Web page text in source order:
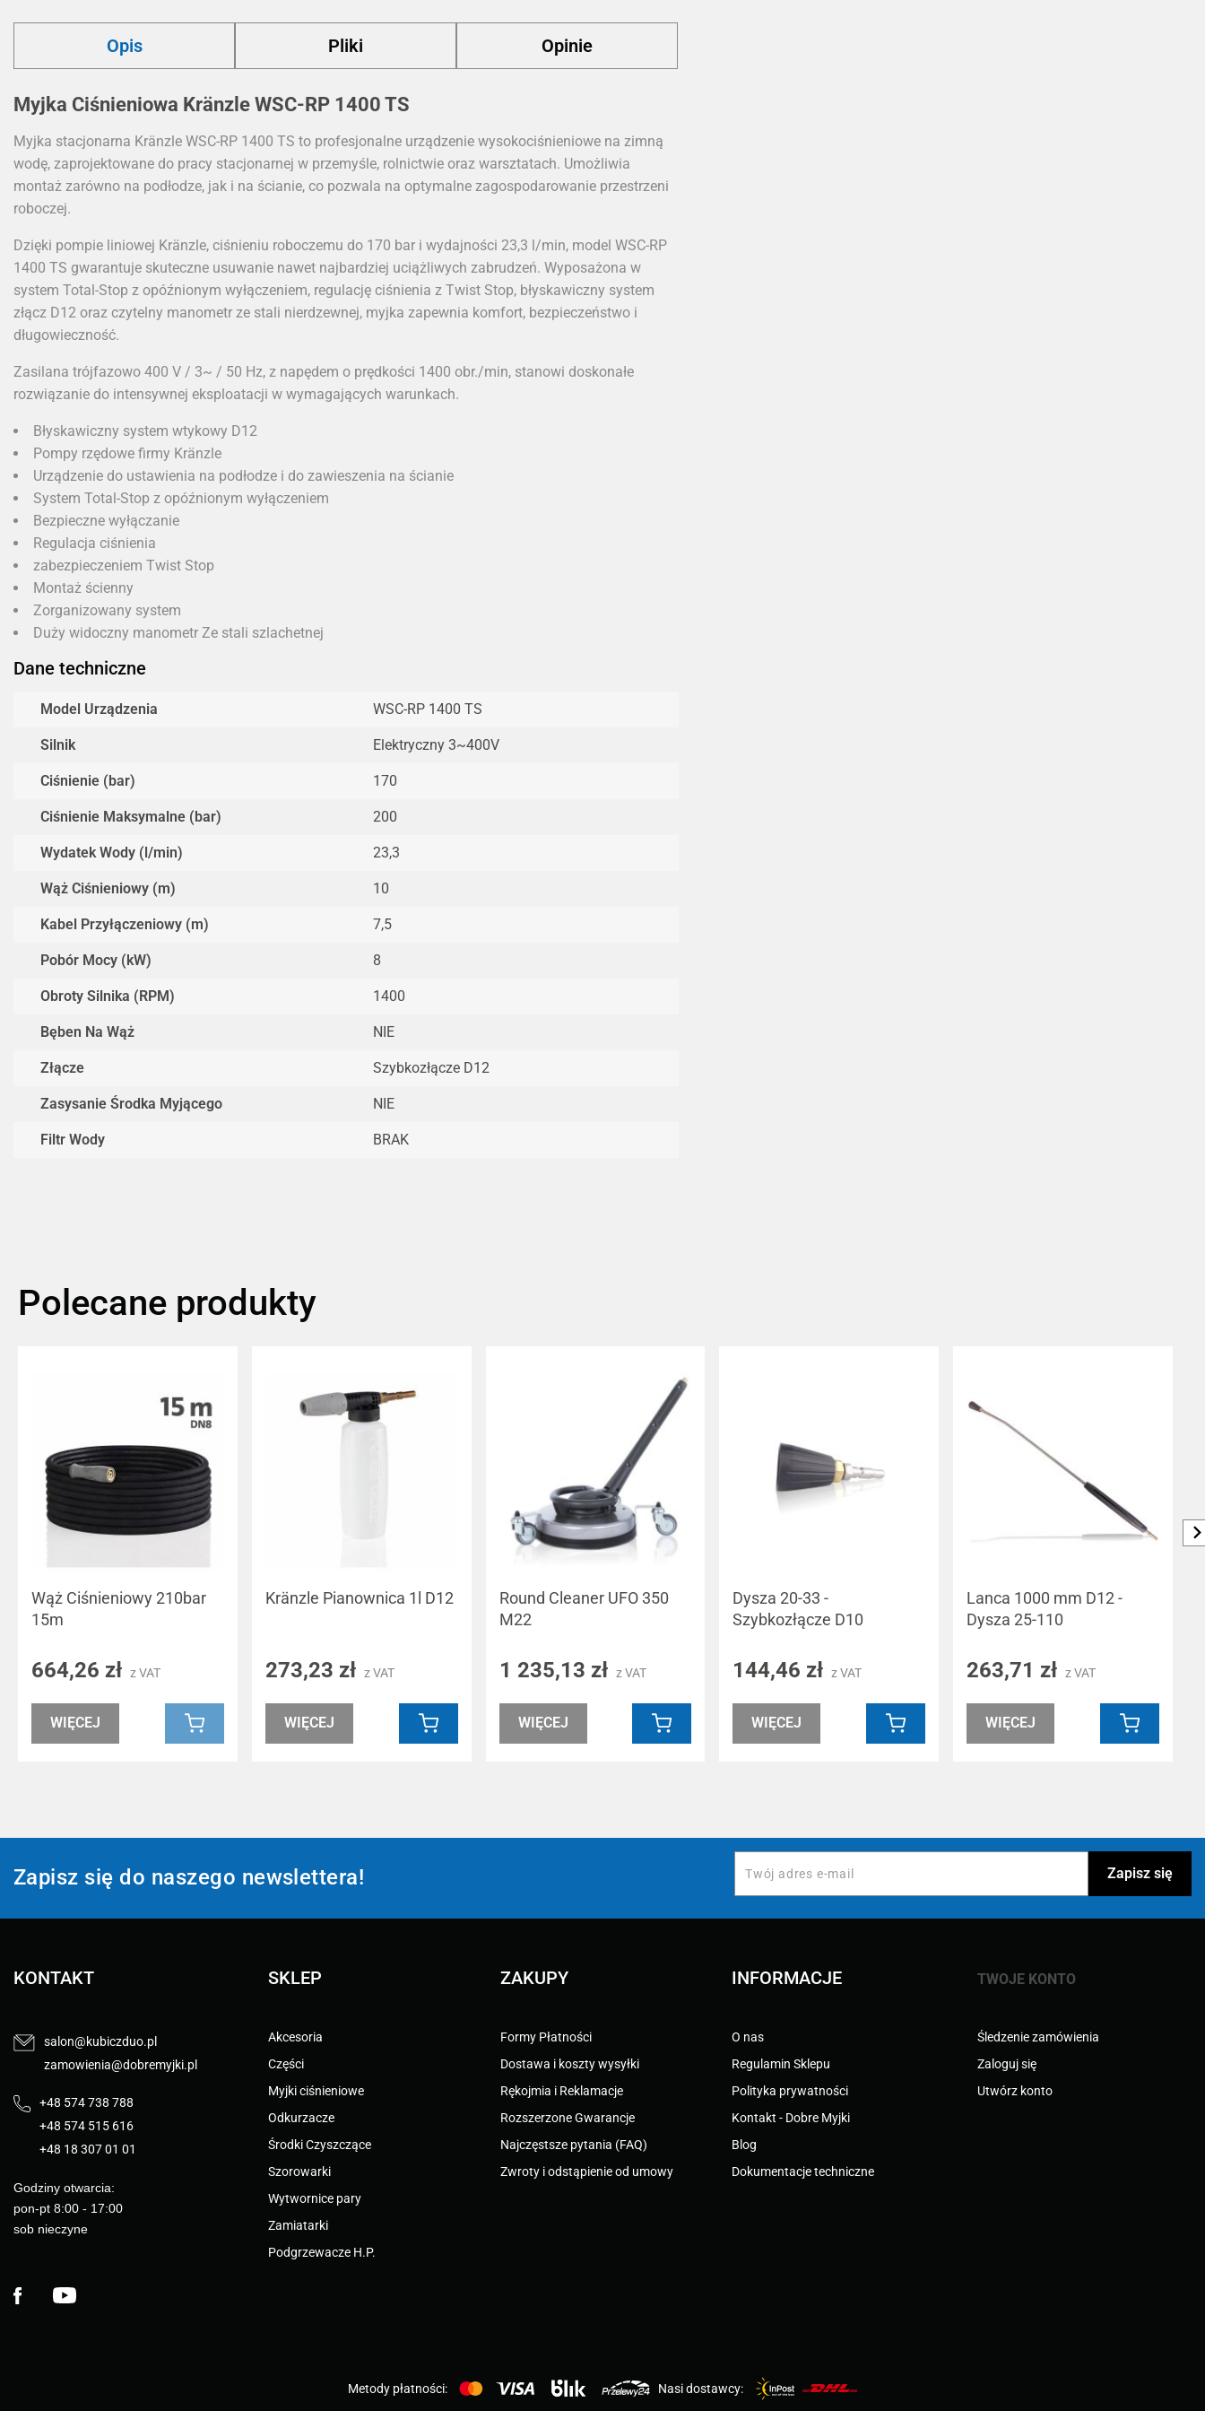
Opis Pliki Opinie
Myjka Ciśnieniowa Kränzle WSC-RP 1400 TS
Myjka stacjonarna Kränzle WSC-RP 1400 TS to profesjonalne urządzenie wysokociśnieniowe na zimną
wodę, zaprojektowane do pracy stacjonarnej w przemyśle, rolnictwie oraz warsztatach. Umożliwia
montaż zarówno na podłodze, jak i na ścianie, co pozwala na optymalne zagospodarowanie przestrzeni
roboczej.
Dzięki pompie liniowej Kränzle, ciśnieniu roboczemu do 170 bar i wydajności 23,3 l/min, model WSC-RP
1400 TS gwarantuje skuteczne usuwanie nawet najbardziej uciążliwych zabrudzeń. Wyposażona w
system Total-Stop z opóźnionym wyłączeniem, regulację ciśnienia z Twist Stop, błyskawiczny system
złącz D12 oraz czytelny manometr ze stali nierdzewnej, myjka zapewnia komfort, bezpieczeństwo i
długowieczność.
Zasilana trójfazowo 400 V / 3~ / 50 Hz, z napędem o prędkości 1400 obr./min, stanowi doskonałe
rozwiązanie do intensywnej eksploatacji w wymagających warunkach.
Błyskawiczny system wtykowy D12
Pompy rzędowe firmy Kränzle
Urządzenie do ustawienia na podłodze i do zawieszenia na ścianie
System Total-Stop z opóźnionym wyłączeniem
Bezpieczne wyłączanie
Regulacja ciśnienia
zabezpieczeniem Twist Stop
Montaż ścienny
Zorganizowany system
Duży widoczny manometr Ze stali szlachetnej
Dane techniczne
Model Urządzenia WSC-RP 1400 TS
Silnik Elektryczny 3~400V
Ciśnienie (bar) 170
Ciśnienie Maksymalne (bar) 200
Wydatek Wody (l/min) 23,3
Wąż Ciśnieniowy (m) 10
Kabel Przyłączeniowy (m) 7,5
Pobór Mocy (kW) 8
Obroty Silnika (RPM) 1400
Bęben Na Wąż NIE
Złącze Szybkozłącze D12
Zasysanie Środka Myjącego NIE
Filtr Wody BRAK
Polecane produkty
Wąż Ciśnieniowy 210bar
15m
664,26 zł z VAT
WIĘCEJ
Kränzle Pianownica 1l D12
273,23 zł z VAT
WIĘCEJ
Round Cleaner UFO 350
M22
1 235,13 zł z VAT
WIĘCEJ
Dysza 20-33 -
Szybkozłącze D10
144,46 zł z VAT
WIĘCEJ
Lanca 1000 mm D12 -
Dysza 25-110
263,71 zł z VAT
WIĘCEJ
Zapisz się do naszego newslettera!
KONTAKT
salon@kubiczduo.pl
zamowienia@dobremyjki.pl
+48 574 738 788
+48 574 515 616
+48 18 307 01 01
Godziny otwarcia:
pon-pt 8:00 - 17:00
sob nieczyne
SKLEP
Akcesoria
Części
Myjki ciśnieniowe
Odkurzacze
Środki Czyszczące
Szorowarki
Wytwornice pary
Zamiatarki
Podgrzewacze H.P.
ZAKUPY
Formy Płatności
Dostawa i koszty wysyłki
Rękojmia i Reklamacje
Rozszerzone Gwarancje
Najczęstsze pytania (FAQ)
Zwroty i odstąpienie od umowy
INFORMACJE
O nas
Regulamin Sklepu
Polityka prywatności
Kontakt - Dobre Myjki
Blog
Dokumentacje techniczne
TWOJE KONTO
Śledzenie zamówienia
Zaloguj się
Utwórz konto
Facebook
Metody płatności: Nasi dostawcy: